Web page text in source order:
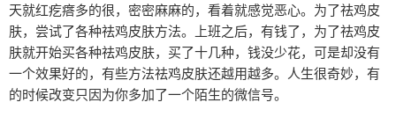
天就红疙瘩多的很，密密麻麻的，看着就感觉恶心。为了祛鸡皮
肤，尝试了各种祛鸡皮肤方法。上班之后，有钱了，为了祛鸡皮
肤就开始买各种祛鸡皮肤，买了十几种，钱没少花，可是却没有
一个效果好的，有些方法祛鸡皮肤还越用越多。人生很奇妙，有
的时候改变只因为你多加了一个陌生的微信号。